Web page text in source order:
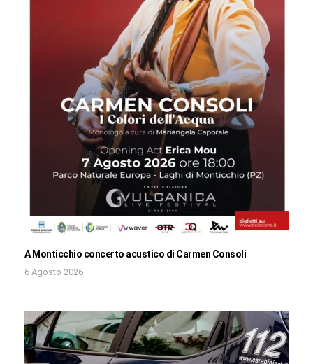
A Monticchio concerto acustico di Carmen Consoli
6 Agosto 2026